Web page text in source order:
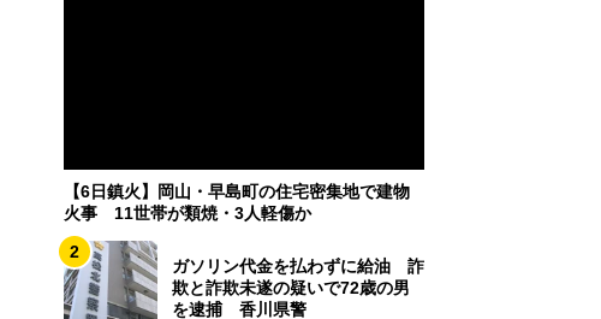
【6日鎮火】岡山・早島町の住宅密集地で建物
火事 11世帯が類焼・3人軽傷か
2
ガソリン代金を払わずに給油 詐
欺と詐欺未遂の疑いで72歳の男
を逮捕 香川県警